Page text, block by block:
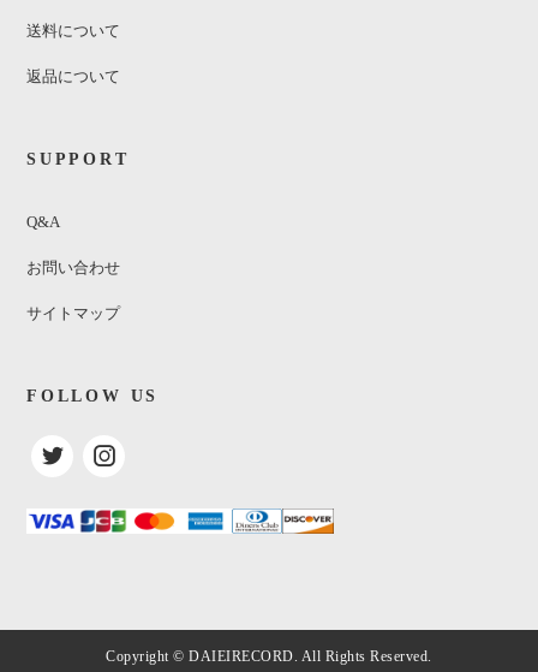
送料について
返品について
SUPPORT
Q&A
お問い合わせ
サイトマップ
FOLLOW US
Copyright © DAIEIRECORD. All Rights Reserved.